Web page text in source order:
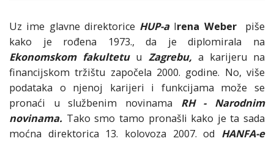
Uz ime glavne direktorice HUP-a Irena Weberpiše
kako je rođena 1973., da je diplomirala na
Ekonomskom fakultetuu Zagrebu, a karijeru na
financijskom tržištu započela 2000. godine. No, više
podataka o njenoj karijeri i funkcijama može se
pronaći u službenim novinama RH - Narodnim
novinama. Tako smo tamo pronašli kako je ta sada
moćna direktorica 13. kolovoza 2007. od HANFA-e